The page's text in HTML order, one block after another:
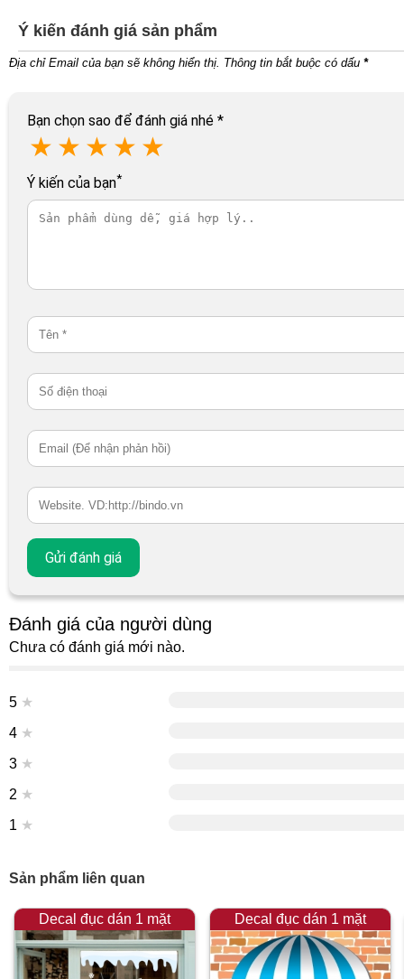
Ý kiến đánh giá sản phẩm
Địa chỉ Email của bạn sẽ không hiển thị. Thông tin bắt buộc có dấu *
Bạn chọn sao để đánh giá nhé *
★ ★ ★ ★ ★
Ý kiến của bạn*
Đánh giá của người dùng
Chưa có đánh giá mới nào.
5 ★
4 ★
3 ★
2 ★
1 ★
Sản phẩm liên quan
Decal đục dán 1 mặt Decal đục dán 1 mặt